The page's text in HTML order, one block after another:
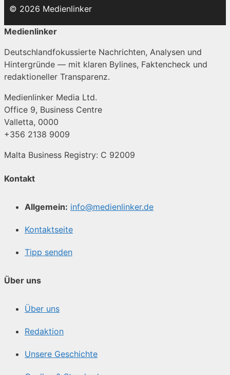
© 2026 Medienlinker
Medienlinker
Deutschlandfokussierte Nachrichten, Analysen und
Hintergründe — mit klaren Bylines, Faktencheck und
redaktioneller Transparenz.
Medienlinker Media Ltd.
Office 9, Business Centre
Valletta, 0000
+356 2138 9009
Malta Business Registry: C 92009
Kontakt
Allgemein: info@medienlinker.de
Kontaktseite
Tipp senden
Über uns
Über uns
Redaktion
Unsere Geschichte